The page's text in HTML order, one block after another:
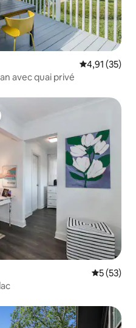
Évaluation
4,91 (35)
avec quai privé
appréciés
5 (53)